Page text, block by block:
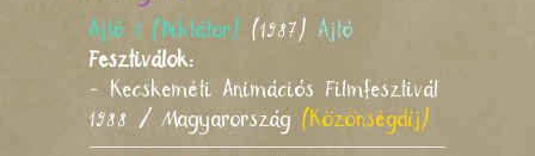
Ajtó 1 (Diktátor) (1987) Ajtó
Fesztiválok:
- Kecskeméti Animációs Filmfesztivál
1988 / Magyarország (Közönségdíj)